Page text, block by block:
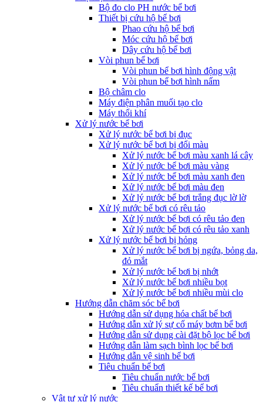
Bộ đo clo PH nước bể bơi
Thiết bị cứu hộ bể bơi
Phao cứu hộ bể bơi
Móc cứu hộ bể bơi
Dây cứu hộ bể bơi
Vòi phun bể bơi
Vòi phun bể bơi hình động vật
Vòi phun bể bơi hình nấm
Bộ châm clo
Máy điện phân muối tạo clo
Máy thổi khí
Xử lý nước bể bơi
Xử lý nước bể bơi bị đục
Xử lý nước bể bơi bị đổi màu
Xử lý nước bể bơi màu xanh lá cây
Xử lý nước bể bơi màu vàng
Xử lý nước bể bơi màu xanh đen
Xử lý nước bể bơi màu đen
Xử lý nước bể bơi trắng đục lờ lờ
Xử lý nước bể bơi có rêu tảo
Xử lý nước bể bơi có rêu tảo đen
Xử lý nước bể bơi có rêu tảo xanh
Xử lý nước bể bơi bị hỏng
Xử lý nước bể bơi bị ngứa, bỏng da,
đỏ mắt
Xử lý nước bể bơi bị nhớt
Xử lý nước bể bơi nhiều bọt
Xử lý nước bể bơi nhiều mùi clo
Hướng dẫn chăm sóc bể bơi
Hướng dẫn sử dụng hóa chất bể bơi
Hướng dẫn xử lý sự cố máy bơm bể bơi
Hướng dẫn sử dụng cài đặt bộ lọc bể bơi
Hướng dẫn làm sạch bình lọc bể bơi
Hướng dẫn vệ sinh bể bơi
Tiêu chuẩn bể bơi
Tiêu chuẩn nước bể bơi
Tiêu chuẩn thiết kế bể bơi
Vật tư xử lý nước